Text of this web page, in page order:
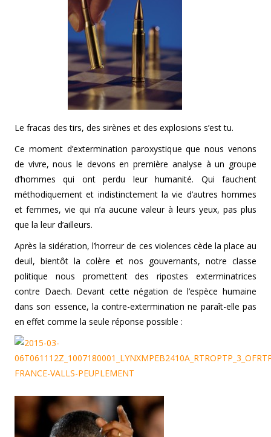
Le fracas des tirs, des sirènes et des explosions s’est tu.
Ce moment d’extermination paroxystique que nous venons
de vivre, nous le devons en première analyse à un groupe
d’hommes qui ont perdu leur humanité. Qui fauchent
méthodiquement et indistinctement la vie d’autres hommes
et femmes, vie qui n’a aucune valeur à leurs yeux, pas plus
que la leur d’ailleurs.
Après la sidération, l’horreur de ces violences cède la place au
deuil, bientôt la colère et nos gouvernants, notre classe
politique nous promettent des ripostes exterminatrices
contre Daech. Devant cette négation de l’espèce humaine
dans son essence, la contre-extermination ne paraît-elle pas
en effet comme la seule réponse possible :